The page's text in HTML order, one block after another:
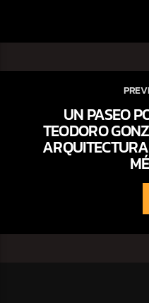
UN PASEO
TEODORO